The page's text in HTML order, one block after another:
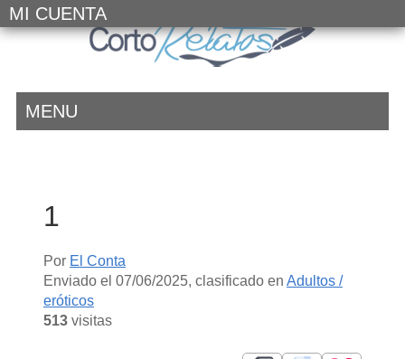
MI CUENTA
MENU
1
Por El Conta
Enviado el 07/06/2025, clasificado en Adultos /
eróticos
513visitas